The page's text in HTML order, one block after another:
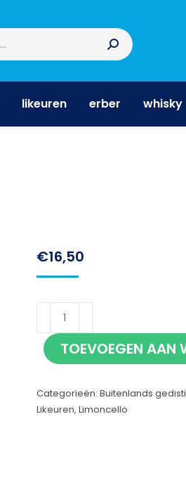
likeuren erber whisky
€16,50
Isolabella
Limoncello
70cl
TOEVOEGEN AAN
Categorieën: Buitenlands
Likeuren, Limoncello